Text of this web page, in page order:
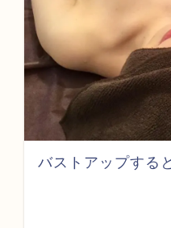
バストアップする